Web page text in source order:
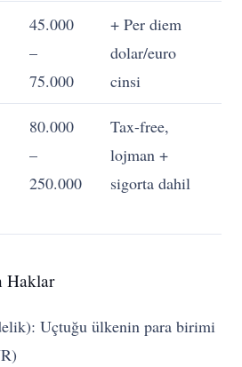
45.000
–
75.000
+ Per diem
dolar/euro
cinsi
80.000
–
250.000
Tax-free,
lojman +
sigorta dahil
Haklar
Uçtuğu ülkenin para birimi